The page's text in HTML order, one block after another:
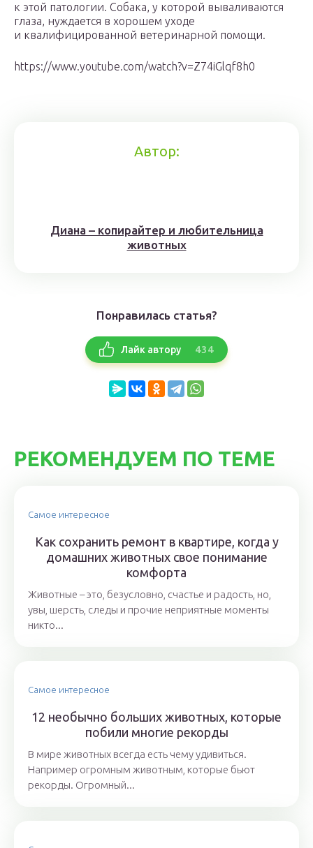
к этой патологии. Собака, у которой вываливаются
глаза, нуждается в хорошем уходе
и квалифицированной ветеринарной помощи.
https://www.youtube.com/watch?v=Z74iGlqf8h0
Автор:
Диана – копирайтер и любительница
животных
Понравилась статья?
Лайк автору 434
РЕКОМЕНДУЕМ ПО ТЕМЕ
Самое интересное
Как сохранить ремонт в квартире, когда у
домашних животных свое понимание
комфорта
Животные – это, безусловно, счастье и радость, но,
увы, шерсть, следы и прочие неприятные моменты
никто...
Самое интересное
12 необычно больших животных, которые
побили многие рекорды
В мире животных всегда есть чему удивиться.
Например огромным животным, которые бьют
рекорды. Огромный...